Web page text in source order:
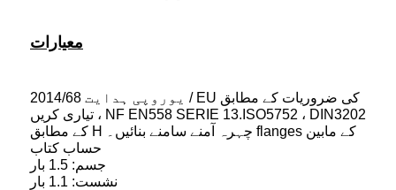
معیارات
یوروپی ہدایت 2014/68 / EU کی ضروریات کے مطابق
تیاری کریں ، NF EN558 SERIE 13.ISO5752 ، DIN3202
کے مطابق H چہرہ آمنے سامنے بنائیں۔ flanges کے مابین
حساب کتاب
جسم: 1.5 بار
نشست: 1.1 بار